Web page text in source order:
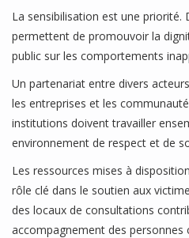
La sensibilisation est une priorité.
permettent de promouvoir la
public sur les comportements
Un partenariat entre divers
les entreprises et les
institutions doivent travailler
environnement de respect et de
Les ressources mises à
rôle clé dans le soutien aux
des locaux de consultations
accompagnement des personnes